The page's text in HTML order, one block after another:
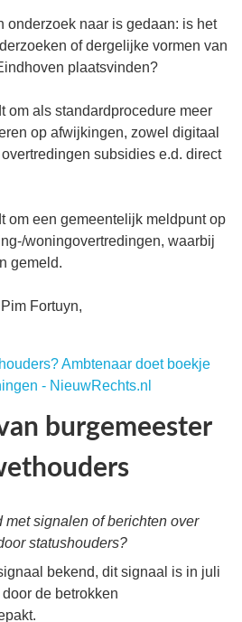
onderzoek naar is gedaan: is het
of dergelijke vormen van
plaatsvinden?
om als standardprocedure meer
op afwijkingen, zowel digitaal
subsidies e.d. direct
om een gemeentelijk meldpunt op
woningovertredingen, waarbij
gemeld.
Fortuyn,
Ambtenaar doet boekje
- NieuwRechts.nl
burgemeester
met signalen of berichten over
statushouders?
bekend, dit signaal is in juli
de betrokken